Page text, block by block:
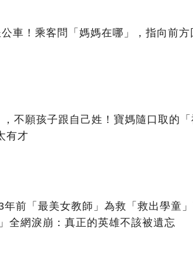
車！乘客問「媽媽在哪」，指向前方
不願孩子跟自己姓！寶媽隨口取的
有才
年前「最美女教師」為救「救出學童
全網淚崩：真正的英雄不該被遺忘